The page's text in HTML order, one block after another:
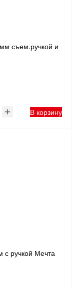
съем.ручкой и
В корзину
ручкой Мечта